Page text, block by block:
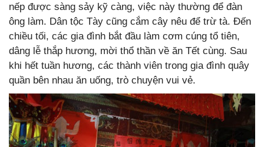
nếp được sàng sảy kỹ càng, việc này thường để đàn
ông làm. Dân tộc Tày cũng cắm cây nêu để trừ tà. Đến
chiều tối, các gia đình bắt đầu làm cơm cúng tổ tiên,
dâng lễ thắp hương, mời thổ thần về ăn Tết cùng. Sau
khi hết tuần hương, các thành viên trong gia đình quây
quần bên nhau ăn uống, trò chuyện vui vẻ.